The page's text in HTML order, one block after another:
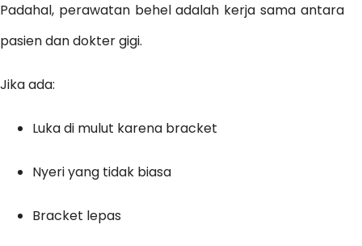
Padahal, perawatan behel adalah kerja sama antara
pasien dan dokter gigi.
Jika ada:
Luka di mulut karena bracket
Nyeri yang tidak biasa
Bracket lepas